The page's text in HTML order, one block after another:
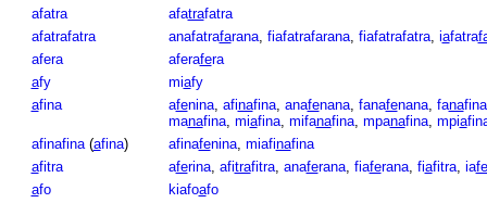
afatra
afatrafatra
afatrafatra
anafatrafarana, fiafatrafarana, fiafatrafatra, iafatra
afera
aferafera
afy miafy
afina afenina, afinafina, anafenana, fanafenana, fanafina
manafina, miafina, mifanafina, mpanafina, mpia
afinafina(afina) afinafenina, miafinafina
afitra aferina, afitrafitra, anaferana, fiaferana, fiafitra, iafe
afo kiafoafo